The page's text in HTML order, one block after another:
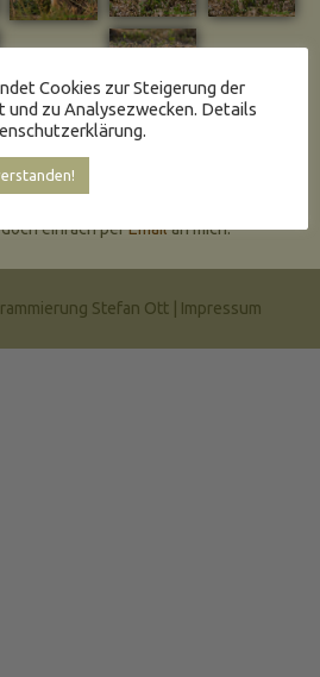
der hier gezeigten Bildern haben,
einfach perEmailan mich.
Stefan Ott | Impressum
Cookies zur Steigerung der
zu Analysezwecken. Details